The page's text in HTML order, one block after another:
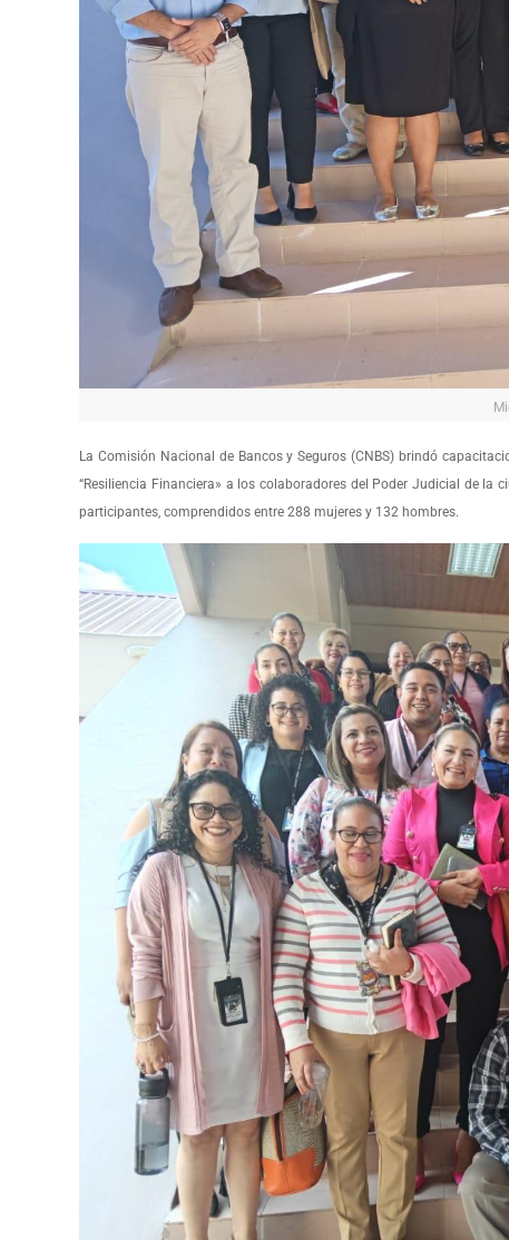
La Comisión Nacional de Bancos y Seguros (CNBS) brindó
“Resiliencia Financiera» a los colaboradores del Poder Judicial de la
participantes, comprendidos entre 288 mujeres y 132 hombres.